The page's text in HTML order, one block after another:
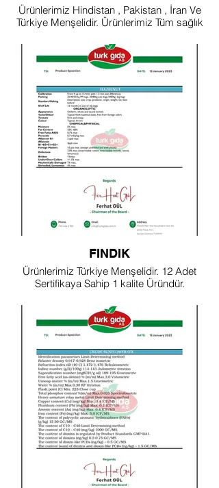
Ürünlerimiz Hindistan , Pakistan , İran Ve
Türkiye Menşelidir. Ürünlerimiz Tüm sağlık
FINDIK
Ürünlerimiz Türkiye Menşelidir. 12 Adet
Sertifikaya Sahip 1 kalite Üründür.